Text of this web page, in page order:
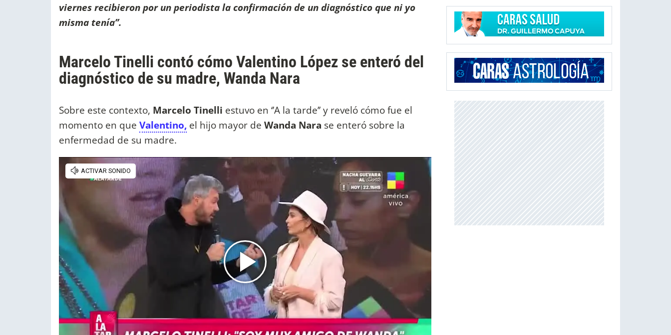
viernes recibieron por un periodista la confirmación de un diagnóstico que ni yo
misma tenía’’.
Marcelo Tinelli contó cómo Valentino López se enteró del
diagnóstico de su madre, Wanda Nara
Sobre este contexto, Marcelo Tinelli estuvo en ‘’A la tarde’’ y reveló cómo fue el
momento en que Valentino, el hijo mayor de Wanda Nara se enteró sobre la
enfermedad de su madre.